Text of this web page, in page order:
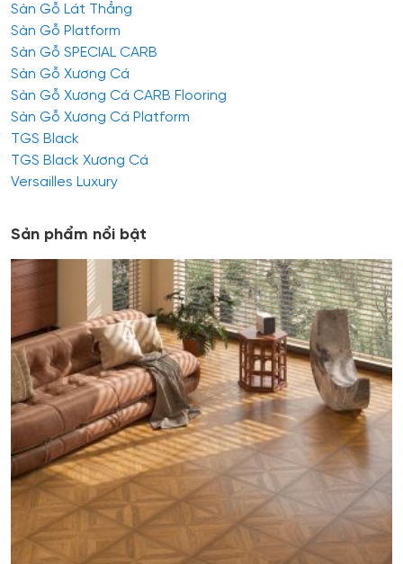
Sàn Gỗ Lát Thẳng
Sàn Gỗ Platform
Sàn Gỗ SPECIAL CARB
Sàn Gỗ Xương Cá
Sàn Gỗ Xương Cá CARB Flooring
Sàn Gỗ Xương Cá Platform
TGS Black
TGS Black Xương Cá
Versailles Luxury
Sản phẩm nổi bật